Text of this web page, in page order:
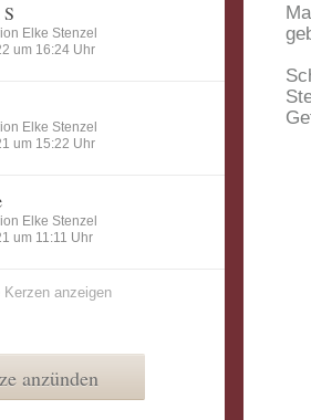
Elke Stenzel
um 16:24 Uhr
Elke Stenzel
um 15:22 Uhr
Elke Stenzel
um 11:11 Uhr
Kerzen anzeigen
anzünden